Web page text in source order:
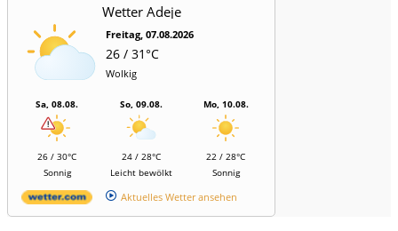
Wetter Adeje
Freitag, 07.08.2026
26 / 31°C
Wolkig
Sa, 08.08.
26 / 30°C
Sonnig
So, 09.08.
24 / 28°C
Leicht bewölkt
Mo, 10.08.
22 / 28°C
Sonnig
Aktuelles Wetter ansehen